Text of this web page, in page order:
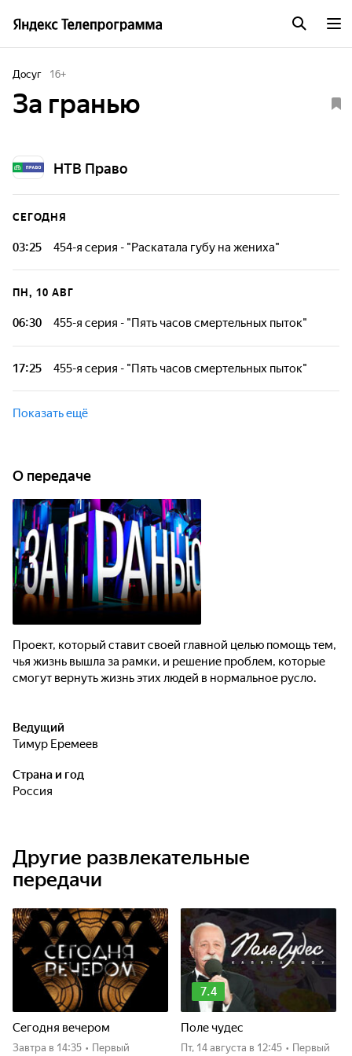
Досуг 16+
За гранью
НТВ Право
СЕГОДНЯ
03:25 454-я серия - "Раскатала губу на жениха"
Из-за размера своих губ невеста не может выйти замуж.
хочет, чтобы невестка рожала ей внуков, а не
матери жениха размер действительно имеет значение?
ПН, 10 АВГ
06:30 455-я серия - "Пять часов смертельных пыток"
Этот год у жительницы Ростовской области начался с
ночь. После истязаний на лице и теле женщины не было
живого места. Когда убийца понесёт заслуженное
17:25 455-я серия - "Пять часов смертельных пыток"
Этот год у жительницы Ростовской области начался с
кошмара: её дочь зверски убил зять прямо в новогоднюю
ночь. После истязаний на лице и теле женщины не было
Показать ещё
О передаче
Проект, который ставит своей главной целью помощь тем,
чья жизнь вышла за рамки, и решение проблем, которые
смогут вернуть жизнь этих людей в нормальное русло.
Ведущий
Тимур Еремеев
Страна и год
Россия
Другие развлекательные
передачи
Сегодня вечером
Завтра в 14:35 • Первый
7.4
Поле чудес
пт, 14 августа в 12:45 • Первый